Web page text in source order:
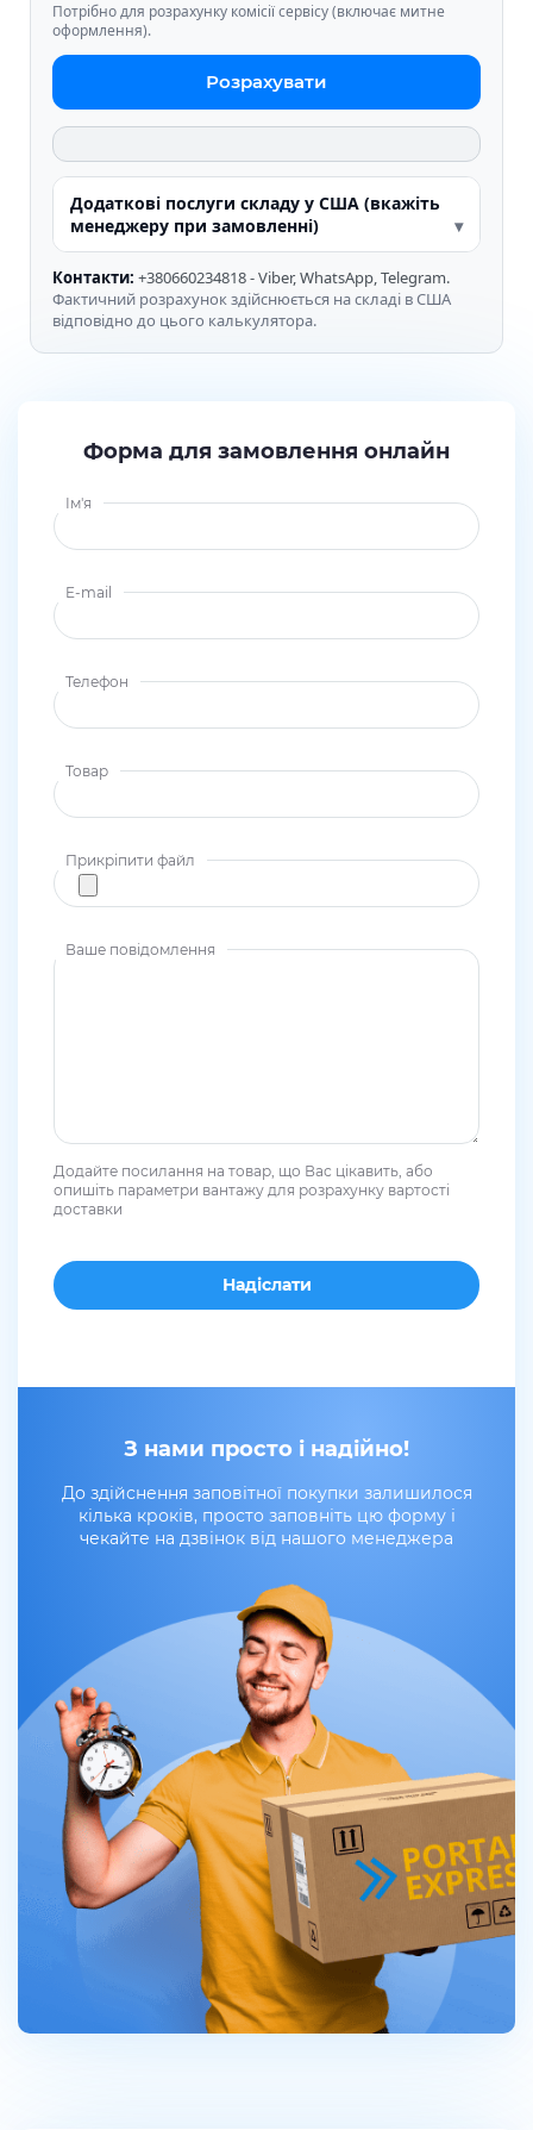
Потрібно для розрахунку комісії сервісу (включає митне
оформлення).
Розрахувати
Додаткові послуги складу у США (вкажіть
менеджеру при замовленні)
Контакти: +380660234818 - Viber, WhatsApp, Telegram.
Фактичний розрахунок здійснюється на складі в США
відповідно до цього калькулятора.
З нами просто і надійно!
До здійснення заповітної покупки залишилося
кілька кроків, просто заповніть цю форму і
чекайте на дзвінок від нашого менеджера
Форма для замовлення онлайн
Ім'я
E-mail
Телефон
Товар
Прикріпити файл
Ваше повідомлення
Додайте посилання на товар, що Вас цікавить, або
опишіть параметри вантажу для розрахунку вартості
доставки